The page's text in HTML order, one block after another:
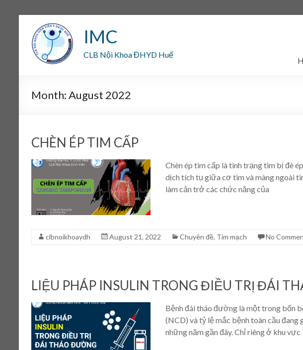
IMC
CLB Nội Khoa ĐHYD Huế
Month:August 2022
CHÈN ÉP TIM CẤP
Chèn ép tim cấp là tình trạng tim bị đè
dịch tích tụ giữa cơ tim và màng ngoài
làm cản trở các chức năng của
clbnoikhoaydh August 21, 2022 Chuyên đề, Tim mạch No
LIỆU PHÁP INSULIN TRONG ĐIỀU TRỊ ĐÁI
Bệnh đái tháo đường là một trong bốn
(NCD) và tỷ lệ mắc bệnh toàn cầu đang
những năm gần đây. Chỉ riêng ở khu